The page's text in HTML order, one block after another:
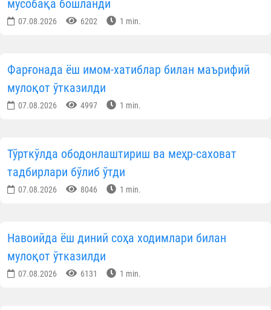
мусобақа бошланди
07.08.2026 6202 1 min.
Фарғонада ёш имом-хатиблар билан маърифий
мулоқот ўтказилди
07.08.2026 4997 1 min.
Тўрткўлда ободонлаштириш ва меҳр-саховат
тадбирлари бўлиб ўтди
07.08.2026 8046 1 min.
Навоийда ёш диний соҳа ходимлари билан
мулоқот ўтказилди
07.08.2026 6131 1 min.